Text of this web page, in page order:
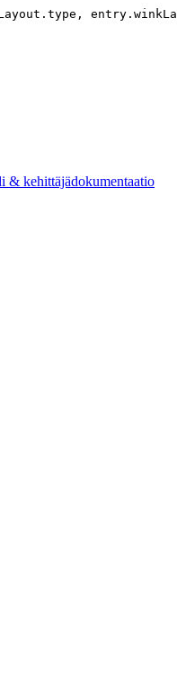
. type , entry .
kehittäjädokumentaatio